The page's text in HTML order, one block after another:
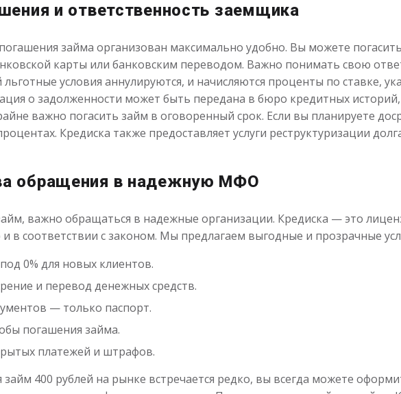
и ответственность заемщика
займа организован максимально удобно. Вы можете
карты или банковским переводом. Важно понимать свою
условия аннулируются, и начисляются проценты по ставке,
о задолженности может быть передана в бюро кредитных
важно погасить займ в оговоренный срок. Если вы планируете
Кредиска также предоставляет услуги реструктуризации
обращения в надежную МФО
важно обращаться в надежные организации. Кредиска — это
в соответствии с законом. Мы предлагаем выгодные и прозрачные
0% для новых клиентов.
и перевод денежных средств.
— только паспорт.
погашения займа.
платежей и штрафов.
400 рублей на рынке встречается редко, вы всегда можете